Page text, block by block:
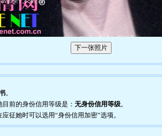
。
前的身份信用等级是： 无身份信用等级。
征她时可以选用“身份信用加密”选项。